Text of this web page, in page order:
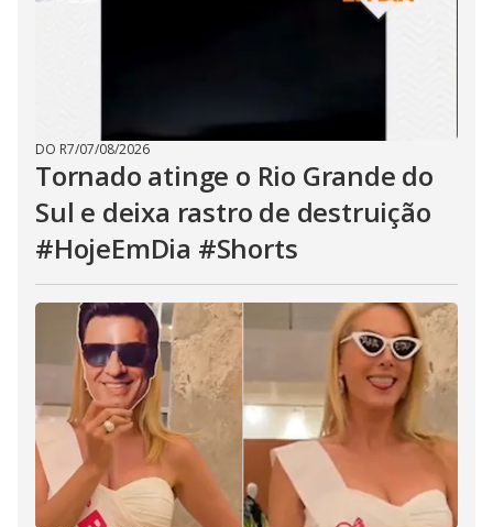
DO R7/07/08/2026
Tornado atinge o Rio Grande do
Sul e deixa rastro de destruição
#HojeEmDia #Shorts